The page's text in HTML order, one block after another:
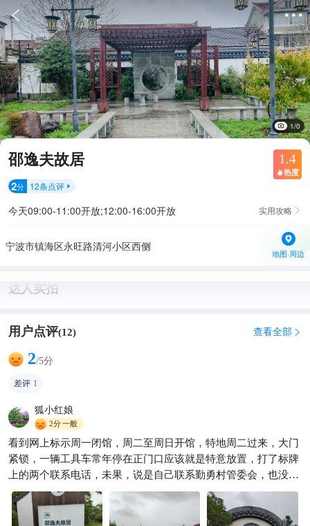
 
1/0
邵逸夫故居 1.4
 热度
2分 12条点评 
今天09:00-11:00开放;12:00-16:00开放 实用攻略 
宁波市镇海区永旺路清河小区西侧
地图·周边
达人实拍
用户点评(12) 查看全部 
2/5分
差评 1
狐小红娘
2分一般
看到网上标示周一闭馆，周二至周日开馆，特地周二过来，大门
紧锁，一辆工具车常年停在正门口应该就是特意放置，打了标牌
上的两个联系电话，未果，说是自己联系勤勇村管委会，也没电
话，最终不得而入。故居年久失修，绕着它拍了几张photo，趴
在窗户上朝内也拍了一张，而后就只好坐在凉亭遐想。